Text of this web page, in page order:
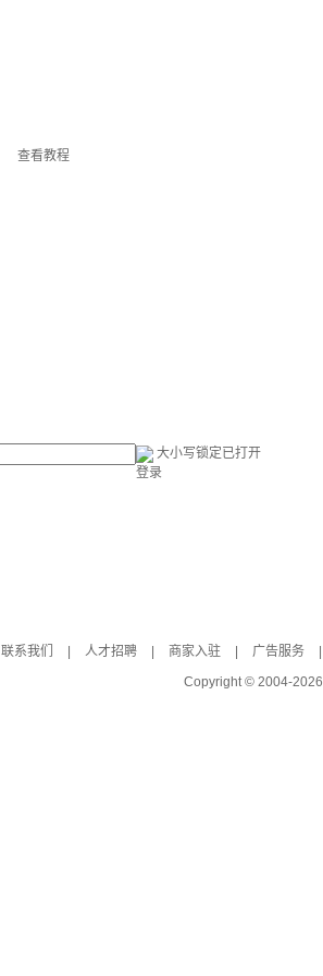
查看教程
大小写锁定已打开
登录
联系我们 人才招聘 商家入驻 广告服务
Copyright © 2004-2026